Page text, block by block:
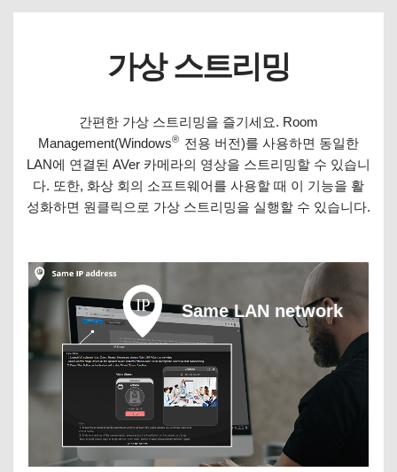
가상 스트리밍
간편한 가상 스트리밍을 즐기세요. Room
Management(Windows®
전용 버전)를 사용하면 동일한
LAN에 연결된 AVer 카메라의 영상을 스트리밍할 수 있습니
다. 또한, 화상 회의 소프트웨어를 사용할 때 이 기능을 활
성화하면 원클릭으로 가상 스트리밍을 실행할 수 있습니다.
Same LAN network